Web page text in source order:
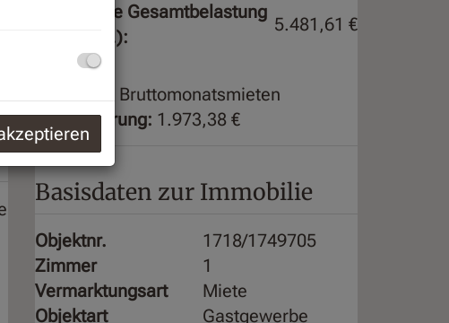
monatliche Gesamtbelastung
(exkl. USt.):
5.481,61 €
4 Bruttomonatsmieten
Vergebührung: 1.973,38 €
Basisdaten zur Immobilie
Objektnr.
1718/1749705
Zimmer
1
Vermarktungsart
Miete
Objektart
Gastgewerbe